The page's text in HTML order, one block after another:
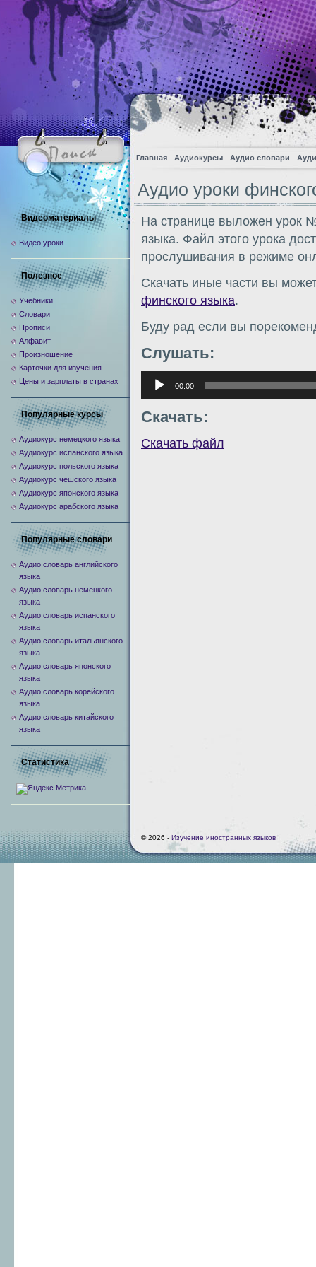
Главная Аудиокурсы Аудио словари
Аудио уроки
На странице выложен урок
языка. Файл этого урока
прослушивания в режиме
Скачать иные части вы
финского языка.
Буду рад если вы
Слушать:
Аудиоплеер
00:00
Скачать:
Скачать файл
Видеоматериалы
Видео уроки
Полезное
Учебники
Словари
Прописи
Алфавит
Произношение
Карточки для изучения
Цены и зарплаты в странах
Популярные курсы
Аудиокурс немецкого языка
Аудиокурс испанского языка
Аудиокурс польского языка
Аудиокурс чешского языка
Аудиокурс японского языка
Аудиокурс арабского языка
Популярные словари
Аудио словарь английского
языка
Аудио словарь немецкого
языка
Аудио словарь испанского
языка
Аудио словарь итальянского
языка
Аудио словарь японского
языка
Аудио словарь корейского
языка
Аудио словарь китайского
языка
Статистика
© 2026 - Изучение иностранных языков